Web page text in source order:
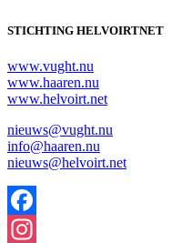
STICHTING HELVOIRTNET
www.vught.nu
www.haaren.nu
www.helvoirt.net
nieuws@vught.nu
info@haaren.nu
nieuws@helvoirt.net
Facebook